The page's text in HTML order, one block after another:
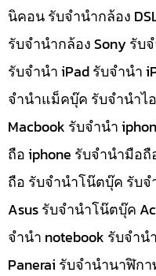
นิคอน รับจำนำกล้อง
รับจำนำกล้อง Sony รั
รับจำนำ iPad รับจำนำ
จำนำแม็คบุ๊ค รับจำนำไ
Macbook รับจำนำ
ถือ iphone รับจำนำมือ
ถือ รับจำนำโน๊ตบุ๊ค รับ
Asus รับจำนำโน๊ตบุ๊ค
จำนำ notebook รับจำ
Panerai รับจำนำนาฬิก